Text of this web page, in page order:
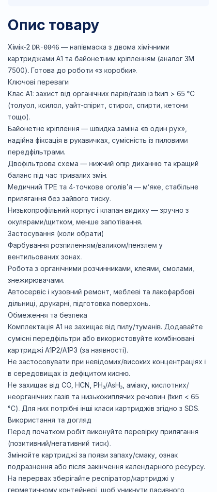
Опис товару
Хімік‑2 DR-0046 — напівмаска з двома хімічними
картриджами A1 та байонетним кріпленням (аналог 3M
7500). Готова до роботи «з коробки».
Ключові переваги
Клас A1: захист від органічних парів/газів із tкип > 65 °C
(толуол, ксилол, уайт‑спірит, стирол, спирти, кетони
тощо).
Байонетне кріплення — швидка заміна «в один рух»,
надійна фіксація в рукавичках, сумісність із пиловими
передфільтрами.
Двофільтрова схема — нижчий опір диханню та кращий
баланс під час тривалих змін.
Медичний TPE та 4‑точкове оголів’я — м’яке, стабільне
прилягання без зайвого тиску.
Низькопрофільний корпус і клапан видиху — зручно з
окулярами/щитком, менше запотівання.
Застосування (коли обрати)
Фарбування розпиленням/валиком/пензлем у
вентильованих зонах.
Робота з органічними розчинниками, клеями, смолами,
знежирювачами.
Автосервіс і кузовний ремонт, меблеві та лакофарбові
дільниці, друкарні, підготовка поверхонь.
Обмеження та безпека
Комплектація A1 не захищає від пилу/туманів. Додавайте
сумісні передфільтри або використовуйте комбіновані
картриджі A1P2/A1P3 (за наявності).
Не застосовувати при невідомих/високих концентраціях і
в середовищах із дефіцитом кисню.
Не захищає від CO, HCN, PH₃/AsH₃, аміаку, кислотних/
неорганічних газів та низькокиплячих речовин (tкип < 65
°C). Для них потрібні інші класи картриджів згідно з SDS.
Використання та догляд
Перед початком робіт виконуйте перевірку прилягання
(позитивний/негативний тиск).
Змінюйте картриджі за появи запаху/смаку, ознак
подразнення або після закінчення календарного ресурсу.
На перервах зберігайте респіратор/картриджі у
герметичному контейнері, щоб уникнути пасивного